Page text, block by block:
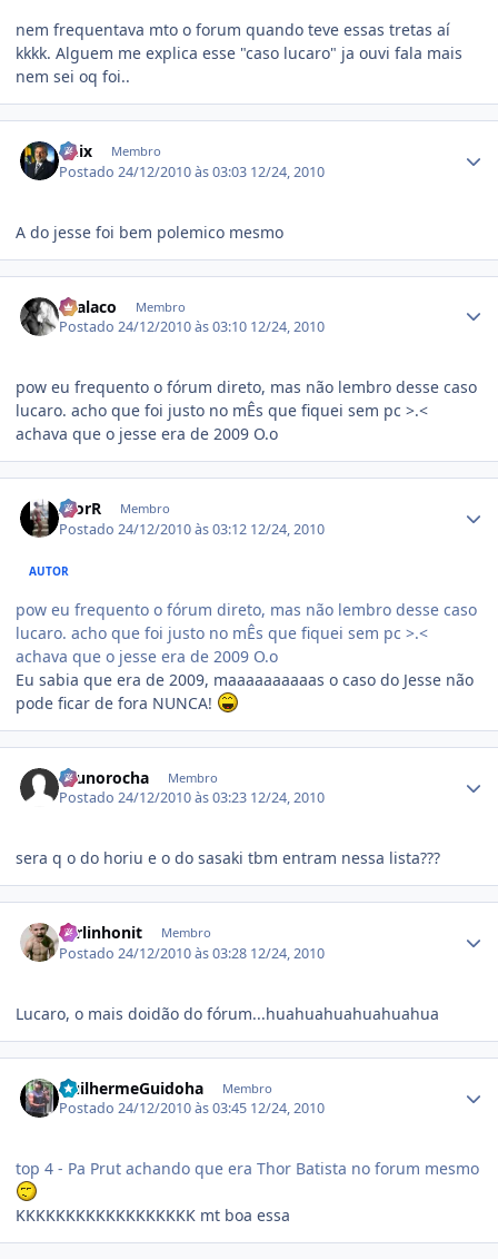
nem frequentava mto o forum quando teve essas tretas aí
kkkk. Alguem me explica esse "caso lucaro" ja ouvi fala mais
nem sei oq foi..
unix Membro
Postado24/12/2010 às 03:03 12/24, 2010
A do jesse foi bem polemico mesmo
chalaco Membro
Postado24/12/2010 às 03:10 12/24, 2010
pow eu frequento o fórum direto, mas não lembro desse caso
lucaro. acho que foi justo no mÊs que fiquei sem pc >.<
achava que o jesse era de 2009 O.o
IgorR Membro
Postado24/12/2010 às 03:12 12/24, 2010
AUTOR
pow eu frequento o fórum direto, mas não lembro desse caso
lucaro. acho que foi justo no mÊs que fiquei sem pc >.<
achava que o jesse era de 2009 O.o
Eu sabia que era de 2009, maaaaaaaaaas o caso do Jesse não
pode ficar de fora NUNCA!
brunorocha Membro
Postado24/12/2010 às 03:23 12/24, 2010
sera q o do horiu e o do sasaki tbm entram nessa lista???
carlinhonit Membro
Postado24/12/2010 às 03:28 12/24, 2010
Lucaro, o mais doidão do fórum...huahuahuahuahuahua
GuilhermeGuidoha Membro
Postado24/12/2010 às 03:45 12/24, 2010
top 4 - Pa Prut achando que era Thor Batista no forum mesmo
KKKKKKKKKKKKKKKKKK mt boa essa